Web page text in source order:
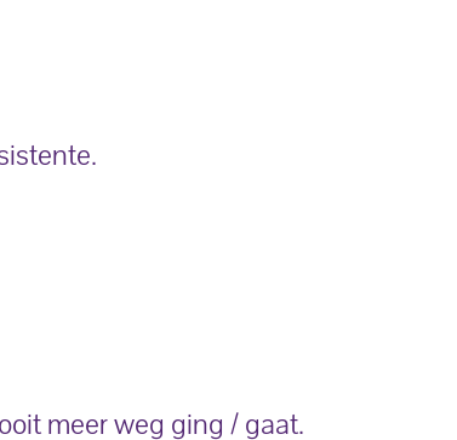
meer weg ging / gaat.